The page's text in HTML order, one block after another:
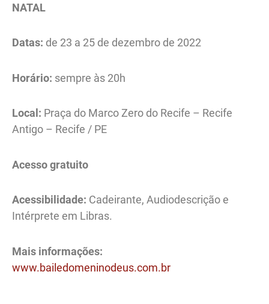
NATAL
Datas: de 23 a 25 de dezembro de 2022
Horário: sempre às 20h
Local: Praça do Marco Zero do Recife – Recife
Antigo – Recife / PE
Acesso gratuito
Acessibilidade: Cadeirante, Audiodescrição e
Intérprete em Libras.
Mais informações:
www.bailedomeninodeus.com.br